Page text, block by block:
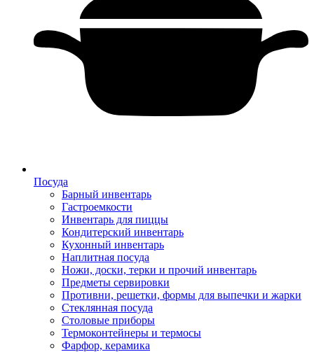
Посуда
Барный инвентарь
Гастроемкости
Инвентарь для пиццы
Кондитерский инвентарь
Кухонный инвентарь
Наплитная посуда
Ножи, доски, терки и прочий инвентарь
Предметы сервировки
Противни, решетки, формы для выпечки и жарки
Стеклянная посуда
Столовые приборы
Термоконтейнеры и термосы
Фарфор, керамика